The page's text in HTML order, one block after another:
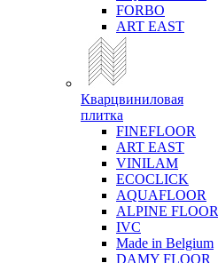
FORBO
ART EAST
Кварцвиниловая
плитка
FINEFLOOR
ART EAST
VINILAM
ECOCLICK
AQUAFLOOR
ALPINE FLOOR
IVC
Made in Belgium
DAMY FLOOR